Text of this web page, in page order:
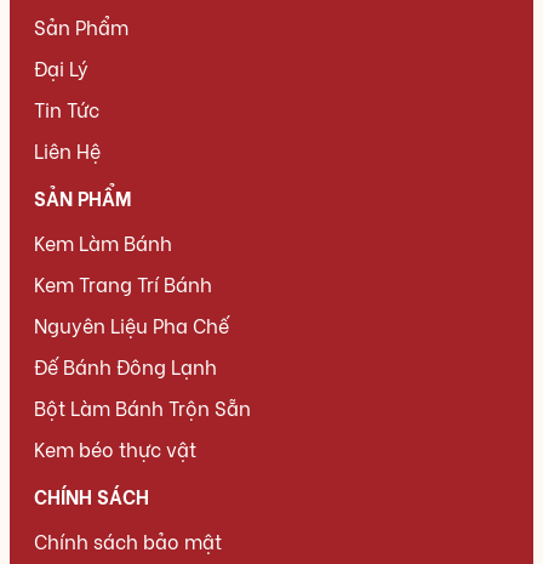
Sản Phẩm
Đại Lý
Tin Tức
Liên Hệ
SẢN PHẨM
Kem Làm Bánh
Kem Trang Trí Bánh
Nguyên Liệu Pha Chế
Đế Bánh Đông Lạnh
Bột Làm Bánh Trộn Sẵn
Kem béo thực vật
CHÍNH SÁCH
Chính sách bảo mật